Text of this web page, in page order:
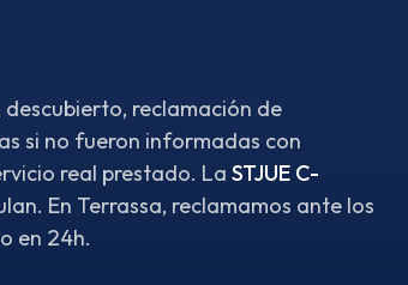
reclamación de
si no fueron informadas con
real prestado. La STJUE C-
En Terrassa, reclamamos ante los
en 24h.